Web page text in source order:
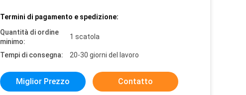
Termini di pagamento e spedizione:
Quantità di ordine
minimo:
1 scatola
Tempi di consegna: 20-30 giorni del lavoro
Miglior Prezzo Contatto